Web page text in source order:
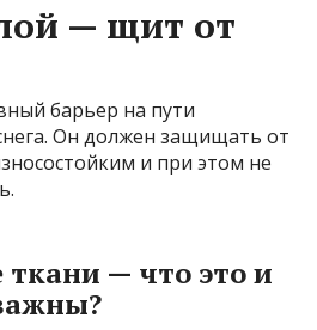
— щит от
барьер на пути
Он должен защищать от
и при этом не
— что это и